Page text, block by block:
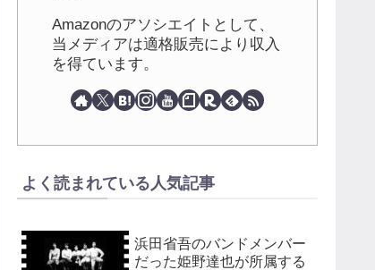
Amazonのアソシエイトとして、
当メディアは適格販売により収入
を得ています。
よく読まれている人気記事
浜田省吾のバンドメンバー
だった姫野達也が所属する